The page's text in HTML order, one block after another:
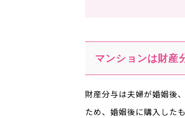
マンションは財産
財産分与は夫婦が婚姻後
ため、婚姻後に購入した